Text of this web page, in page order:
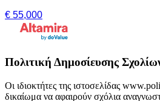
€ 55,000
Πολιτική Δημοσίευσης
Οι ιδιοκτήτες της ιστοσελίδας
δικαίωμα να αφαιρούν σχόλια